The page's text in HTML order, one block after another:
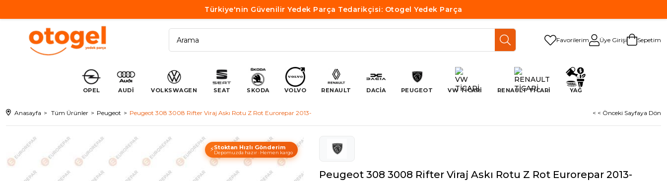
Türkiye'nin Güvenilir Yedek Parça Tedarikçisi: Otogel Yedek Parça
Favorilerim Üye Girişi Sepetim
OPEL AUDİ VOLKSWAGEN SEAT SKODA VOLVO RENAULT DACİA PEUGEOT VW TİCARİ RENAULT TİCARİ YAĞ
Anasayfa Tüm Ürünler Peugeot Peugeot 308 3008 Rifter Viraj Askı Rotu Z Rot Eurorepar 2013- < < Önceki Sayfaya Dön
⚡Stoktan Hızlı Gönderim
Depomuzda hazır · Hemen kargo
Peugeot 308 3008 Rifter Viraj Askı Rotu Z Rot Eurorepar 2013-